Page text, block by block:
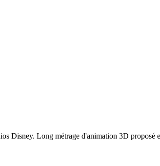
Disney. Long métrage d'animation 3D